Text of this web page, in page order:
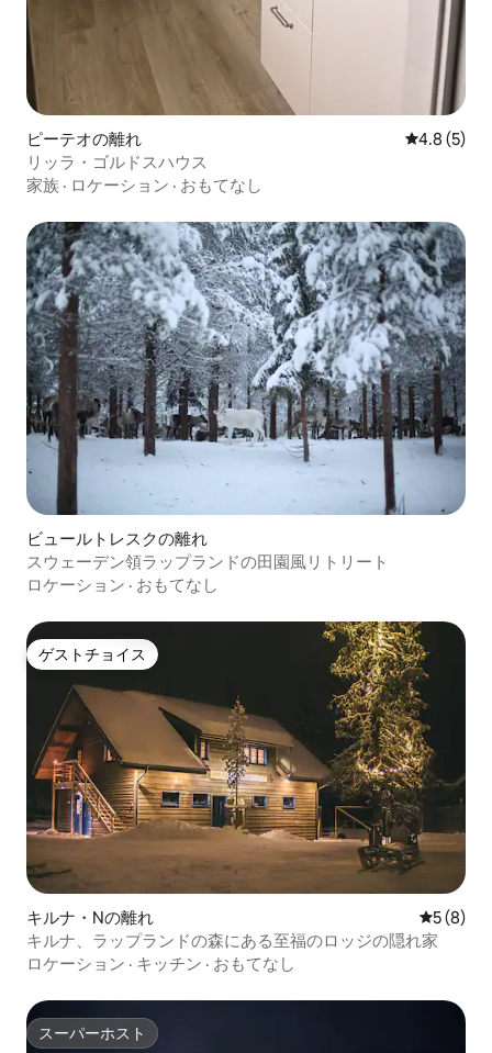
ピーテオの離れ レビュー5
4.8 (5)
リッラ・ゴルドスハウス
家族 · ロケーション · おもてなし
ビュールトレスクの離れ
スウェーデン領ラップランドの田園風リトリート
ロケーション · おもてなし
ゲストチョイス
ゲストチョイス
キルナ・Nの離れ レビュー
5 (8)
キルナ、ラップランドの森にある至福のロッジの隠れ家
ロケーション · キッチン · おもてなし
スーパーホスト
スーパーホスト